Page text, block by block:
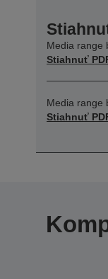
Media range
Stiahnuť
Media range
Stiahnuť